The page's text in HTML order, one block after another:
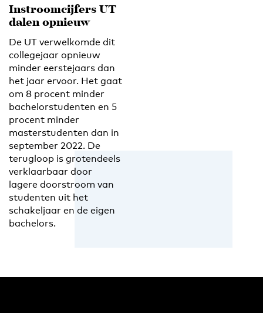
Instroomcijfers UT
dalen opnieuw
De UT verwelkomde dit
collegejaar opnieuw
minder eerstejaars dan
het jaar ervoor. Het gaat
om 8 procent minder
bachelorstudenten en 5
procent minder
masterstudenten dan in
september 2022. De
terugloop is grotendeels
verklaarbaar door
lagere doorstroom van
studenten uit het
schakeljaar en de eigen
bachelors.